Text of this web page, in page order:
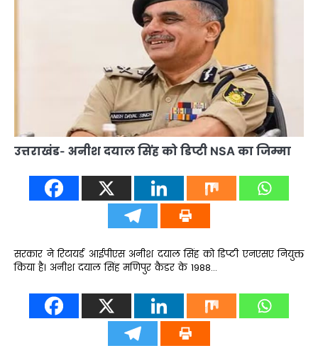
उत्तराखंड- अनीश दयाल सिंह को डिप्टी NSA का जिम्मा
सरकार ने रिटायर्ड आईपीएस अनीश दयाल सिंह को डिप्टी एनएसए नियुक्त
किया है। अनीश दयाल सिंह मणिपुर कैडर के 1988…